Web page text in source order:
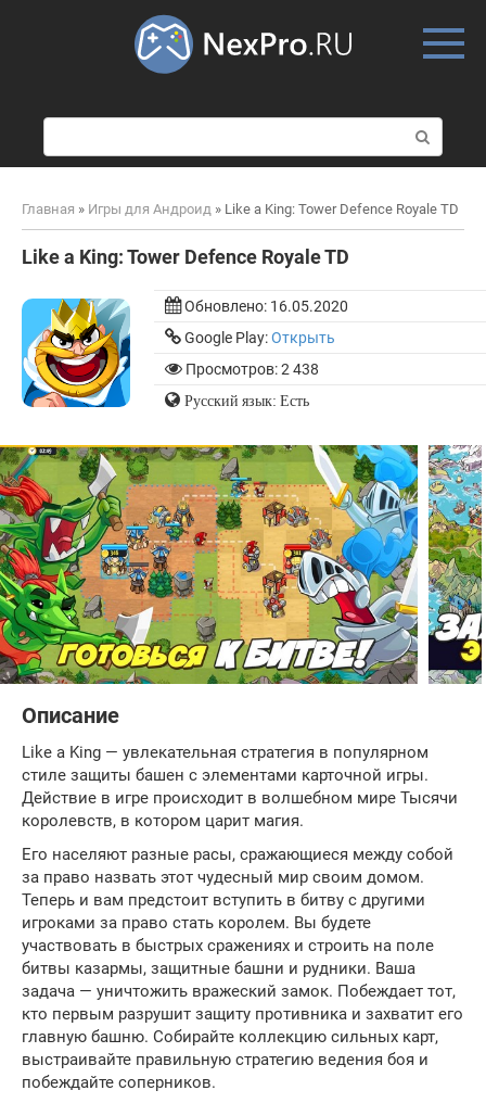
о
и
к
Главная » Игры для Андроид » Like a King: Tower Defence Royale TD
Like a King: Tower Defence Royale TD
Обновлено: 16.05.2020
Google Play:Открыть
Просмотров: 2 438
Русский язык: Есть
Описание
Like a King — увлекательная стратегия в популярном
стиле защиты башен с элементами карточной игры.
Действие в игре происходит в волшебном мире Тысячи
королевств, в котором царит магия.
Его населяют разные расы, сражающиеся между собой
за право назвать этот чудесный мир своим домом.
Теперь и вам предстоит вступить в битву с другими
игроками за право стать королем. Вы будете
участвовать в быстрых сражениях и строить на поле
битвы казармы, защитные башни и рудники. Ваша
задача — уничтожить вражеский замок. Побеждает тот,
кто первым разрушит защиту противника и захватит его
главную башню. Собирайте коллекцию сильных карт,
выстраивайте правильную стратегию ведения боя и
побеждайте соперников.